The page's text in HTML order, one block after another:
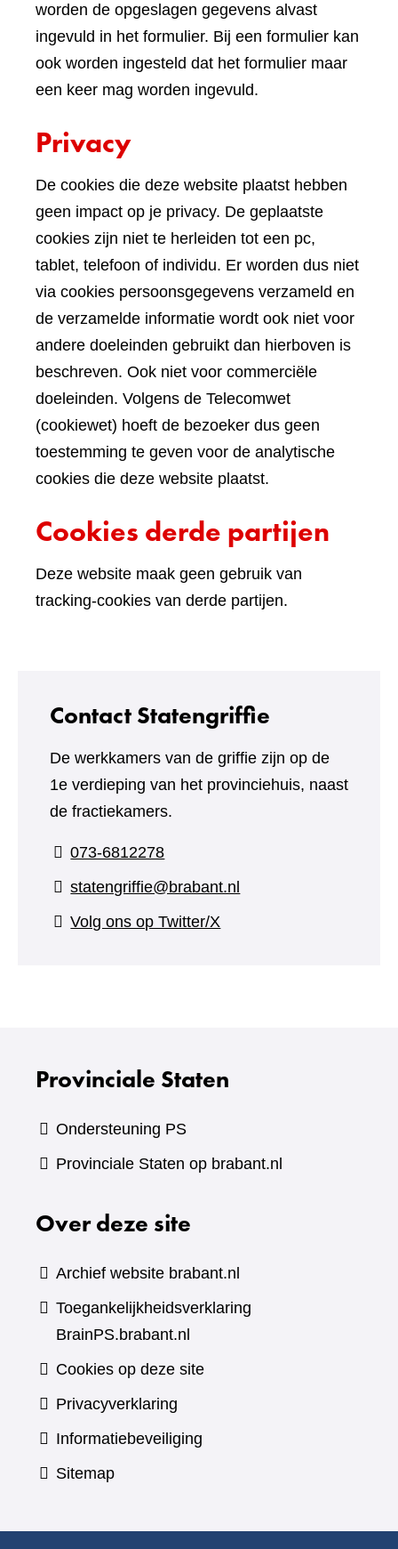
worden de opgeslagen gegevens alvast
ingevuld in het formulier. Bij een formulier kan
ook worden ingesteld dat het formulier maar
een keer mag worden ingevuld.
Privacy
De cookies die deze website plaatst hebben
geen impact op je privacy. De geplaatste
cookies zijn niet te herleiden tot een pc,
tablet, telefoon of individu. Er worden dus niet
via cookies persoonsgegevens verzameld en
de verzamelde informatie wordt ook niet voor
andere doeleinden gebruikt dan hierboven is
beschreven. Ook niet voor commerciële
doeleinden. Volgens de Telecomwet
(cookiewet) hoeft de bezoeker dus geen
toestemming te geven voor de analytische
cookies die deze website plaatst.
Cookies derde partijen
Deze website maak geen gebruik van
tracking-cookies van derde partijen.
Contact Statengriffie
De werkkamers van de griffie zijn op de
1e verdieping van het provinciehuis, naast
de fractiekamers.
073-6812278
statengriffie@brabant.nl
Volg ons op Twitter/X
Provinciale Staten
Ondersteuning PS
Provinciale Staten op brabant.nl
Over deze site
Archief website brabant.nl
Toegankelijkheidsverklaring
BrainPS.brabant.nl
Cookies op deze site
Privacyverklaring
Informatiebeveiliging
Sitemap